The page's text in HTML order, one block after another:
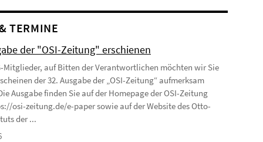
TERMINE
der "OSI-Zeitung" erschienen
Mitglieder, auf Bitten der Verantwortlichen möchten wir Sie
der 32. Ausgabe der „OSI-Zeitung“ aufmerksam
Ausgabe finden Sie auf der Homepage der OSI-Zeitung
osi-zeitung.de/e-paper sowie auf der Website des Otto-
der ...